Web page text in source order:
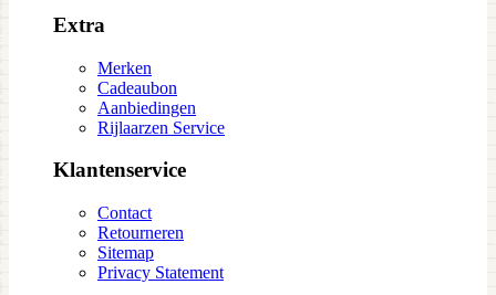
Extra
Merken
Cadeaubon
Aanbiedingen
Rijlaarzen Service
Klantenservice
Contact
Retourneren
Sitemap
Privacy Statement